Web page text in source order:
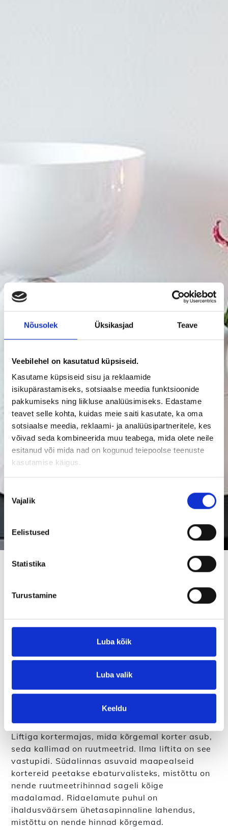
Nõusolek Üksikasjad Teave
Veebilehel on kasutatud küpsiseid.
Kasutame küpsiseid sisu ja reklaamide
isikupärastamiseks, sotsiaalse meedia funktsioonide
pakkumiseks ning liikluse analüüsimiseks. Edastame
teavet selle kohta, kuidas meie saiti kasutate, ka oma
sotsiaalse meedia, reklaami- ja analüüsipartneritele, kes
võivad seda kombineerida muu teabega, mida olete neile
esitanud või mida nad on kogunud teiepoolse teenuste
kasutamise käigus.
valik
Vajalik
Eelistused
Statistika
Turustamine
Luba kõik
Luba valik
Keeldu
Millest koosneb elamu
Lisaks sihtnumbrile, suurusele, vanusele ja
üldisele seisukorrale koosneb korteri hind ka
paljudest muudest teguritest, millele te ei pruugi
mõjutavad korteri väärtust:
Liftiga kortermajas, mida kõrgemal korter asub,
seda kallimad on ruutmeetrid. Ilma liftita on see
vastupidi. Südalinnas asuvaid maapealseid
kortereid peetakse ebaturvalisteks, mistõttu on
nende ruutmeetrihinnad sageli kõige
madalamad. Ridaelamute puhul on
ihaldusväärsem ühetasapinnaline lahendus,
mistõttu on nende hinnad kõrgemad.